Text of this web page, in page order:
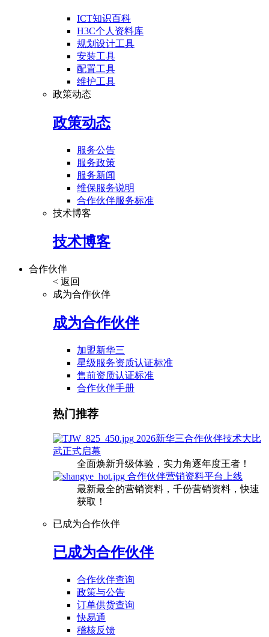
ICT知识百科
H3C个人资料库
规划设计工具
安装工具
配置工具
维护工具
政策动态
政策动态
服务公告
服务政策
服务新闻
维保服务说明
合作伙伴服务标准
技术博客
技术博客
合作伙伴
< 返回
成为合作伙伴
成为合作伙伴
加盟新华三
星级服务资质认证标准
售前资质认证标准
合作伙伴手册
热门推荐
2026新华三合作伙伴技术大比
武正式启幕
全面焕新升级体验，实力角逐年度王者！
合作伙伴营销资料平台上线
最新最全的营销资料，千份营销资料，快速
获取！
已成为合作伙伴
已成为合作伙伴
合作伙伴查询
政策与公告
订单供货查询
快易通
稽核反馈